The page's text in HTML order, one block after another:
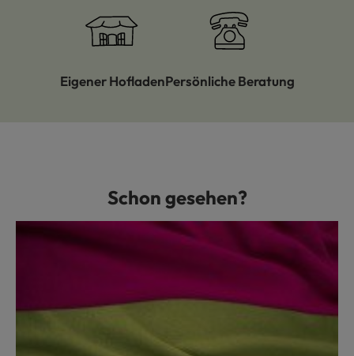
Eigener HofladenPersönliche Beratung
Produktgalerie überspringenSchon gesehen?